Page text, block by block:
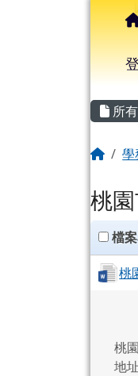
信義國小
導
主所
回首學
桃
檔
桃
頁
桃
地